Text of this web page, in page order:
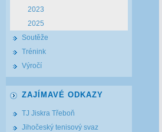
2023
2025
Soutěže
Trénink
Výročí
ZAJÍMAVÉ ODKAZY
TJ Jiskra Třeboň
Jihočeský tenisový svaz